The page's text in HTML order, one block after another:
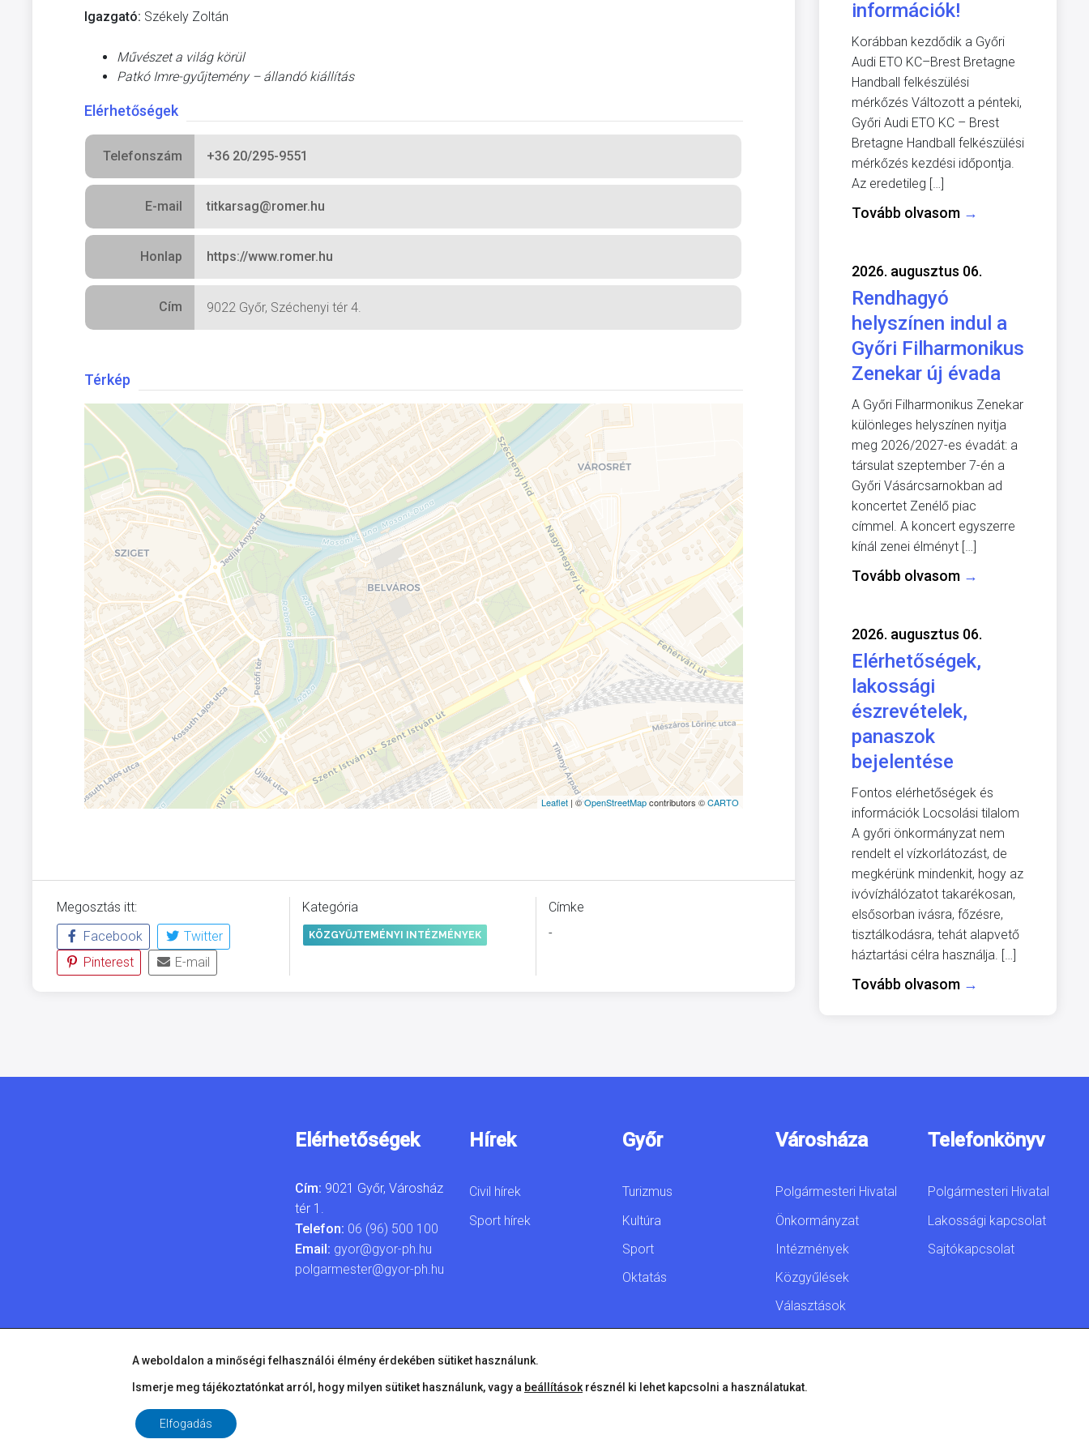
Igazgató: Székely Zoltán
Művészet a világ körül
Patkó Imre-gyűjtemény – állandó kiállítás
Elérhetőségek
Telefonszám +36 20/295-9551
E-mail titkarsag@romer.hu
Honlap https://www.romer.hu
Cím 9022 Győr, Széchenyi tér 4.
Térkép
Leaflet| ©OpenStreetMapcontributors ©CARTO
Megosztás itt:
Facebook
Twitter
Pinterest
E-mail
Kategória
KÖZGYŰJTEMÉNYI INTÉZMÉNYEK
Címke
-
információk!
Korábban kezdődik a Győri
Audi ETO KC–Brest Bretagne
Handball felkészülési
mérkőzés Változott a pénteki,
Győri Audi ETO KC – Brest
Bretagne Handball felkészülési
mérkőzés kezdési időpontja.
Az eredetileg […]
Tovább olvasom →
2026. augusztus 06.
Rendhagyó
helyszínen indul a
Győri Filharmonikus
Zenekar új évada
A Győri Filharmonikus Zenekar
különleges helyszínen nyitja
meg 2026/2027-es évadát: a
társulat szeptember 7-én a
Győri Vásárcsarnokban ad
koncertet Zenélő piac
címmel. A koncert egyszerre
kínál zenei élményt […]
Tovább olvasom →
2026. augusztus 06.
Elérhetőségek,
lakossági
észrevételek,
panaszok
bejelentése
Fontos elérhetőségek és
információk Locsolási tilalom
A győri önkormányzat nem
rendelt el vízkorlátozást, de
megkérünk mindenkit, hogy az
ivóvízhálózatot takarékosan,
elsősorban ivásra, főzésre,
tisztálkodásra, tehát alapvető
háztartási célra használja. […]
Tovább olvasom →
Elérhetőségek
Cím: 9021 Győr, Városház
tér 1.
Telefon: 06 (96) 500 100
Email: gyor@gyor-ph.hu
polgarmester@gyor-ph.hu
Hírek
Civil hírek
Sport hírek
Győr
Turizmus
Kultúra
Sport
Oktatás
Városháza
Polgármesteri Hivatal
Önkormányzat
Intézmények
Közgyűlések
Választások
Telefonkönyv
Polgármesteri Hivatal
Lakossági kapcsolat
Sajtókapcsolat
A weboldalon a minőségi felhasználói élmény érdekében sütiket használunk.
Ismerje meg tájékoztatónkat arról, hogy milyen sütiket használunk, vagy a beállítások résznél ki lehet kapcsolni a használatukat.
Elfogadás